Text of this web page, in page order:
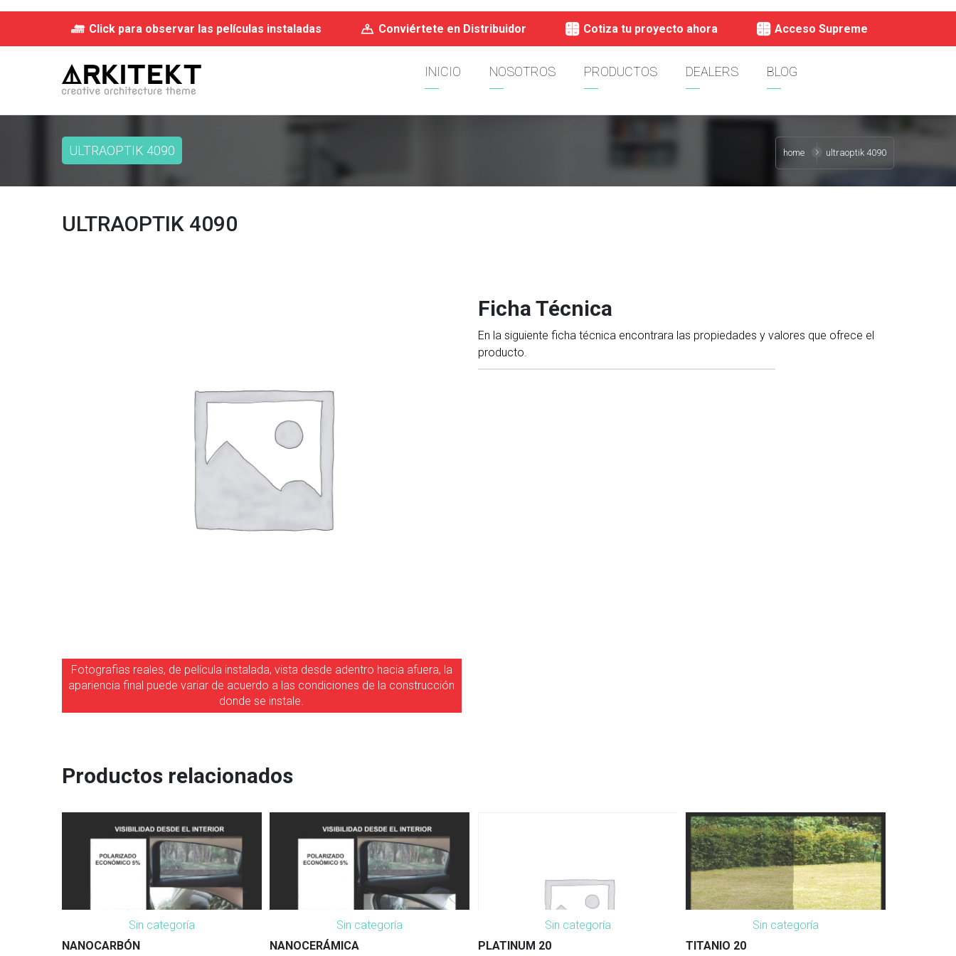
Click para observar las películas instaladas Conviértete en Distribuidor Cotiza tu proyecto ahora Acceso Supreme
INICIO NOSOTROS PRODUCTOS DEALERS BLOG
ULTRAOPTIK 4090 home ultraoptik 4090
ULTRAOPTIK 4090
Fotografias reales, de película instalada, vista desde adentro hacia afuera, la
apariencia final puede variar de acuerdo a las condiciones de la construcción
donde se instale.
Ficha Técnica
En la siguiente ficha técnica encontrara las propiedades y valores que ofrece el
producto.
Productos relacionados
Sin categoría
NANOCARBÓN
Sin categoría
NANOCERÁMICA
Sin categoría
PLATINUM 20
Sin categoría
TITANIO 20